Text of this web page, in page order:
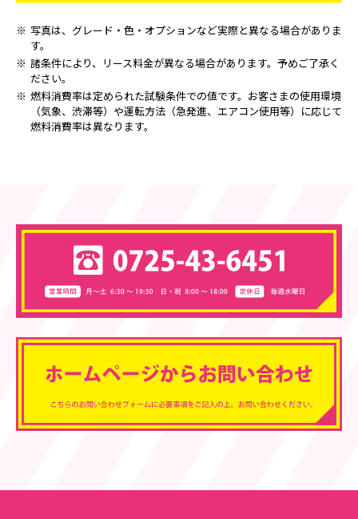
写真は、グレード・色・オプションなど実際と異なる場合がありま
す。
諸条件により、リース料金が異なる場合があります。予めご了承く
ださい。
燃料消費率は定められた試験条件での値です。お客さまの使用環境
（気象、渋滞等）や運転方法（急発進、エアコン使用等）に応じて
燃料消費率は異なります。